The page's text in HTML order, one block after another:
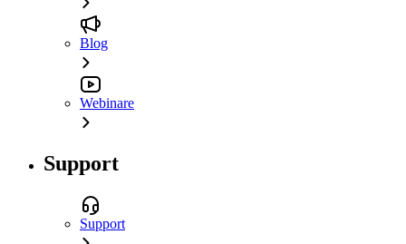
Blog
Webinare
Support
Support